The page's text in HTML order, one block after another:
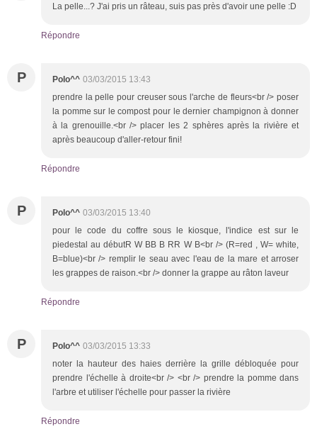
La pelle...? J'ai pris un râteau, suis pas près d'avoir une pelle :D
Répondre
P Polo^^ 03/03/2015 13:43
prendre la pelle pour creuser sous l'arche de fleurs<br /> poser
la pomme sur le compost pour le dernier champignon à donner
à la grenouille.<br /> placer les 2 sphères après la rivière et
après beaucoup d'aller-retour fini!
Répondre
P Polo^^ 03/03/2015 13:40
pour le code du coffre sous le kiosque, l'indice est sur le
piedestal au débutR W BB B RR W B<br /> (R=red , W= white,
B=blue)<br /> remplir le seau avec l'eau de la mare et arroser
les grappes de raison.<br /> donner la grappe au râton laveur
Répondre
P Polo^^ 03/03/2015 13:33
noter la hauteur des haies derrière la grille débloquée pour
prendre l'échelle à droite<br /> <br /> prendre la pomme dans
l'arbre et utiliser l'échelle pour passer la rivière
Répondre